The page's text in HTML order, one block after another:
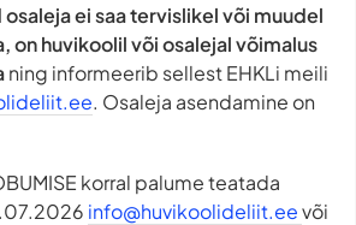
ei saa tervislikel või muudel
on huvikoolil või osalejal võimalus
ning informeerib sellest EHKLi meili
. Osaleja asendamine on
korral palume teatada
info@huvikoolideliit.eevõi